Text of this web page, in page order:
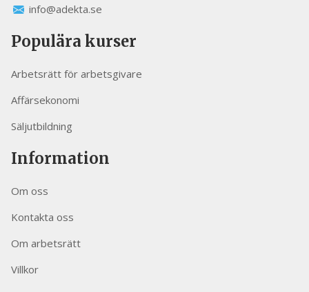
info@adekta.se
Populära kurser
Arbetsrätt för arbetsgivare
Affärsekonomi
Säljutbildning
Information
Om oss
Kontakta oss
Om arbetsrätt
Villkor